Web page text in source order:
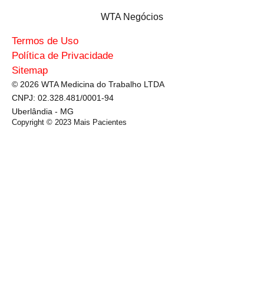
WTA Negócios
Termos de Uso
Política de Privacidade
Sitemap
© 2026 WTA Medicina do Trabalho LTDA
CNPJ: 02.328.481/0001-94
Uberlândia - MG
Copyright © 2023 Mais Pacientes